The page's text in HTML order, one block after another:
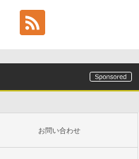
お問い合わせ